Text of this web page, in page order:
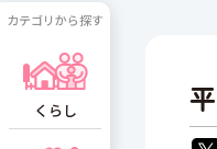
カテゴリから探す
くらし